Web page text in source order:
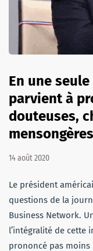
En une
parvient à
douteuses,
14 août 2020
Le président
questions de la
Business Network.
l’intégralité de cette
prononcé pas moins